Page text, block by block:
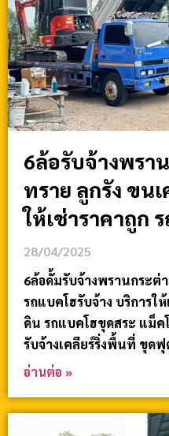
6ล้อรับจ้างพรา
ทราย ลูกรัง ขน
ให้เช่าราคาถูก
28/04/2025
6ล้อดั้มรับจ้างพรานกระต่
รถแบคโฮรับจ้าง บริการใ
ดิน รถแบคโฮขุดสระ แม็ค
รับจ้างเคลียร์ริ่งพื้นที่ ขุด
อ่านต่อ »